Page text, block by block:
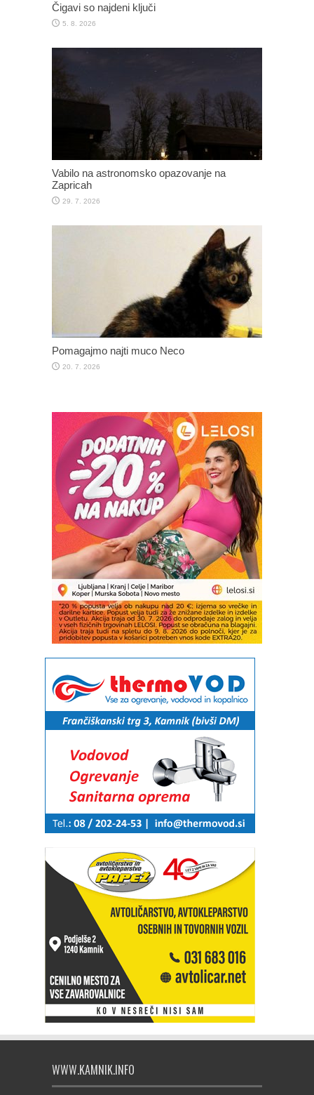
Čigavi so najdeni ključi
5. 8. 2026
Vabilo na astronomsko opazovanje na
Zapricah
29. 7. 2026
Pomagajmo najti muco Neco
20. 7. 2026
WWW.KAMNIK.INFO